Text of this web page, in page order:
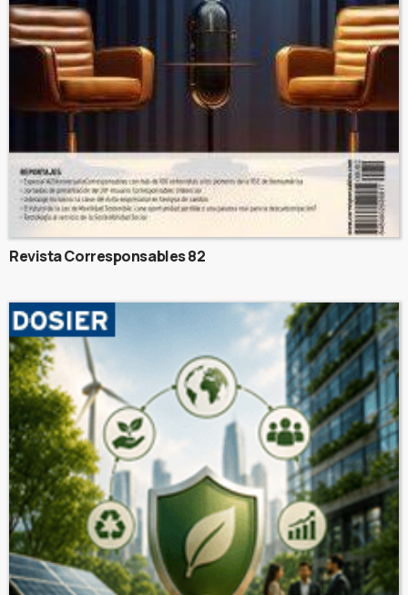
Revista Corresponsables 82